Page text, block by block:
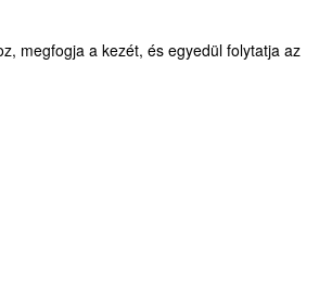
megfogja a kezét, és egyedül folytatja az